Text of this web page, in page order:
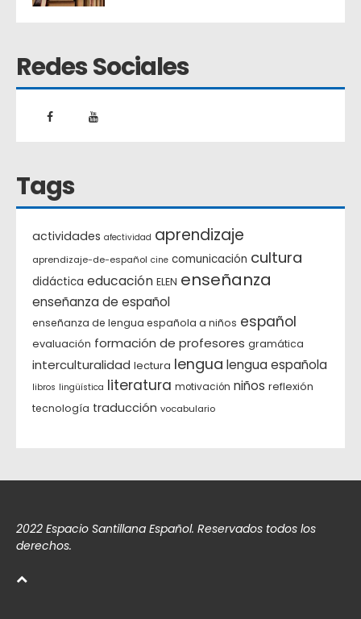
Redes Sociales
Tags
actividades afectividad aprendizaje
aprendizaje-de-español cine comunicación cultura
didáctica educación ELEN enseñanza
enseñanza de español
enseñanza de lengua española a niños español
evaluación formación de profesores gramática
interculturalidad lectura lengua lengua española
libros lingüística literatura motivación niños reflexión
tecnología traducción vocabulario
2022 Espacio Santillana Español. Reservados todos los
derechos.